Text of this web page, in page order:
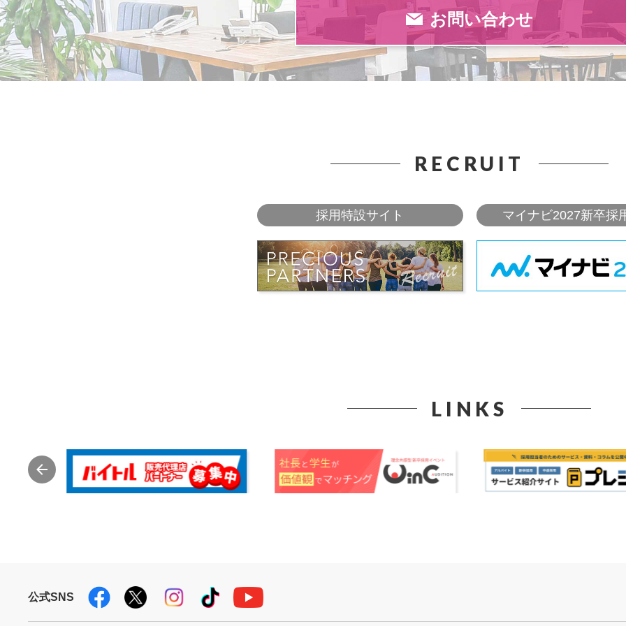
お問い合わせ
お問い合わせ
RECRUIT
採用特設サイト マイナビ2027新卒採
LINKS
公式SNS